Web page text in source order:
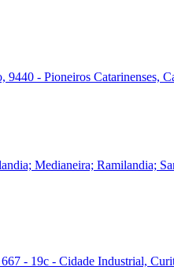
9440 - Pioneiros Catarinenses,
Medianeira; Ramilandia;
- 19c - Cidade Industrial,